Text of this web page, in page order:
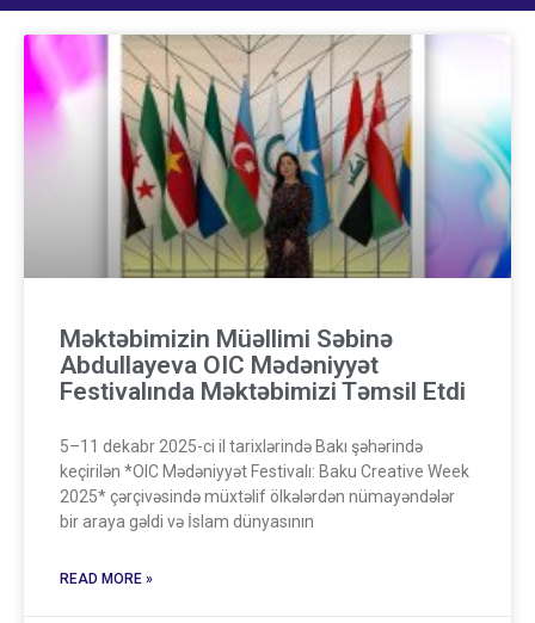
Məktəbimizin Müəllimi Səbinə
Abdullayeva OIC Mədəniyyət
Festivalında Məktəbimizi Təmsil Etdi
5–11 dekabr 2025-ci il tarixlərində Bakı şəhərində
keçirilən *OIC Mədəniyyət Festivalı: Baku Creative Week
2025* çərçivəsində müxtəlif ölkələrdən nümayəndələr
bir araya gəldi və İslam dünyasının
READ MORE »